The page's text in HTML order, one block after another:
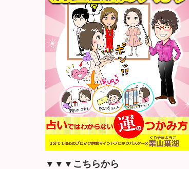
▼▼▼こちらから